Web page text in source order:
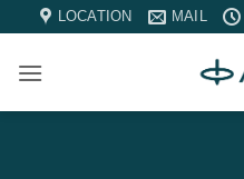
contenuti
LOCATION MAIL